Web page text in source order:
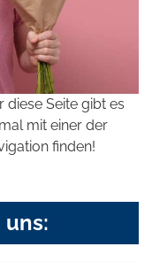
diese Seite gibt es
mit einer der
finden!
uns: